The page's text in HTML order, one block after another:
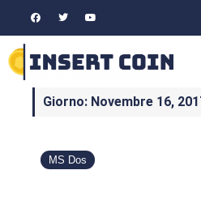
Giorno: Novembre 16,
MS Dos